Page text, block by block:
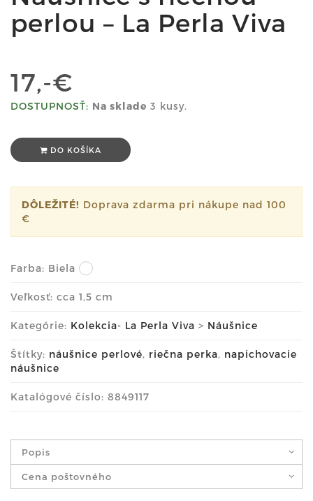
perlou – La Perla Viva
17,-€
DOSTUPNOSŤ: Na sklade 3 kusy.
DO KOŠÍKA
DÔLEŽITÉ! Doprava zdarma pri nákupe nad 100
€
Farba: Biela
Veľkosť: cca 1,5 cm
Kategórie: Kolekcia- La Perla Viva > Náušnice
Štítky: náušnice perlové, riečna perka, napichovacie
náušnice
Katalógové číslo: 8849117
Popis
Cena poštovného